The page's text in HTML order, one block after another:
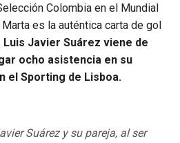
Colombia en el Mundial
es la auténtica carta de gol
Luis Javier Suárez viene de
ocho asistencia en su
el Sporting de Lisboa.
Suárez y su pareja, al ser